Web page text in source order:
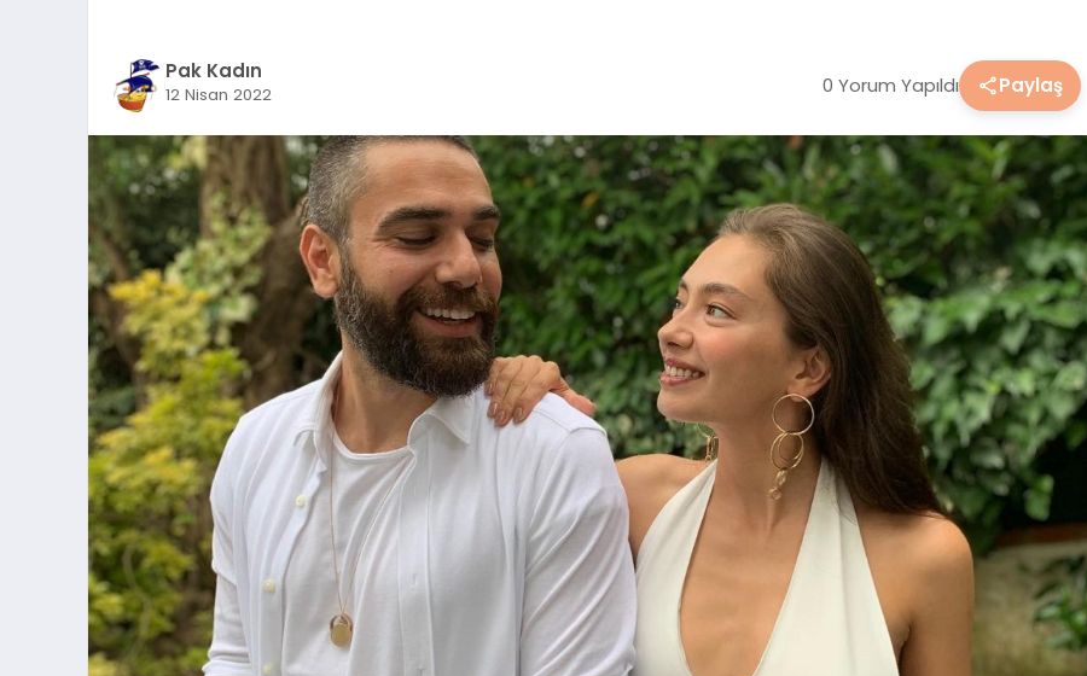
Pak Kadın
12 Nisan 2022 0 Yorum Yapıldı Paylaş